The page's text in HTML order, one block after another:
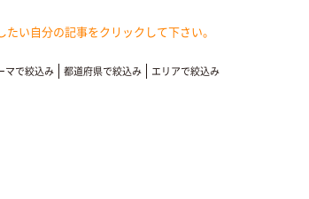
い自分の記事をクリックして下さい。
マで絞込み 都道府県で絞込み エリアで絞込み